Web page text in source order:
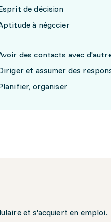
de décision
à négocier
des contacts avec
et assumer des
organiser
et s'acquiert en emploi.